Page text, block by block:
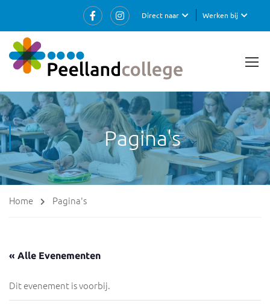
Werken bij
Direct naar
Pagina's
Home Pagina's
« Alle Evenementen
Dit evenement is voorbij.